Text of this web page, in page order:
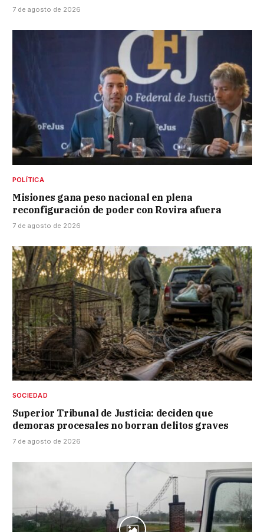
7 de agosto de 2026
POLÍTICA
Misiones gana peso nacional en plena
reconfiguración de poder con Rovira afuera
7 de agosto de 2026
SOCIEDAD
Superior Tribunal de Justicia: deciden que
demoras procesales no borran delitos graves
7 de agosto de 2026